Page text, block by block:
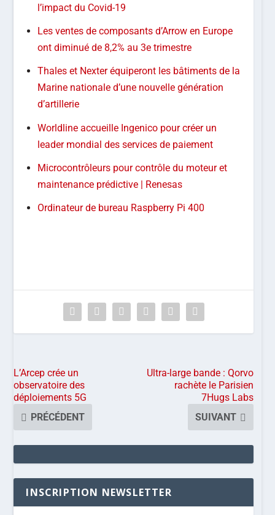
l’impact du Covid-19
Les ventes de composants d’Arrow en Europe
ont diminué de 8,2% au 3e trimestre
Thales et Nexter équiperont les bâtiments de la
Marine nationale d’une nouvelle génération
d’artillerie
Worldline accueille Ingenico pour créer un
leader mondial des services de paiement
Microcontrôleurs pour contrôle du moteur et
maintenance prédictive | Renesas
Ordinateur de bureau Raspberry Pi 400
L’Arcep crée un
observatoire des
déploiements 5G
PRÉCÉDENT
Ultra-large bande : Qorvo
rachète le Parisien
7Hugs Labs
SUIVANT
INSCRIPTION NEWSLETTER